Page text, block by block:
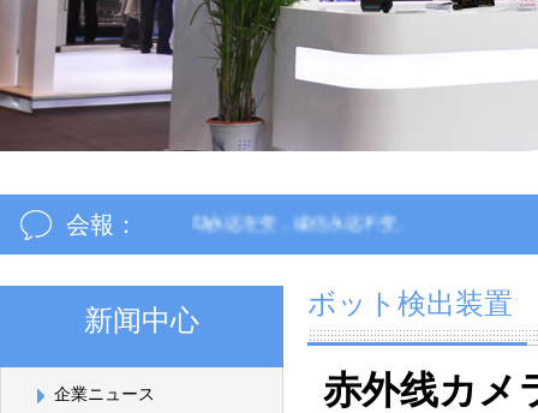
会報：
为本：市场永远在变，诚信永远不变。
新闻中心
企業ニュース
ボット検出装置
赤外线カメ